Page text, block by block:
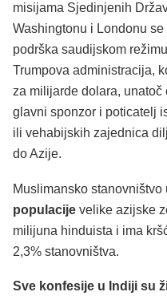
misijama Sjedinjenih
Washingtonu i Londonu
podrška saudijskom
Trumpova administracija,
za milijarde dolara,
glavni sponzor i poticatelj
ili vehabijskih zajednica
do Azije.
Muslimansko
populacije velike azijske
milijuna hinduista i ima
2,3% stanovništva.
Sve konfesije u Indiji su